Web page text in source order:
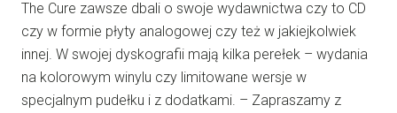
The Cure zawsze dbali o swoje wydawnictwa czy to CD
czy w formie płyty analogowej czy też w jakiejkolwiek
innej. W swojej dyskografii mają kilka perełek – wydania
na kolorowym winylu czy limitowane wersje w
specjalnym pudełku i z dodatkami. – Zapraszamy z